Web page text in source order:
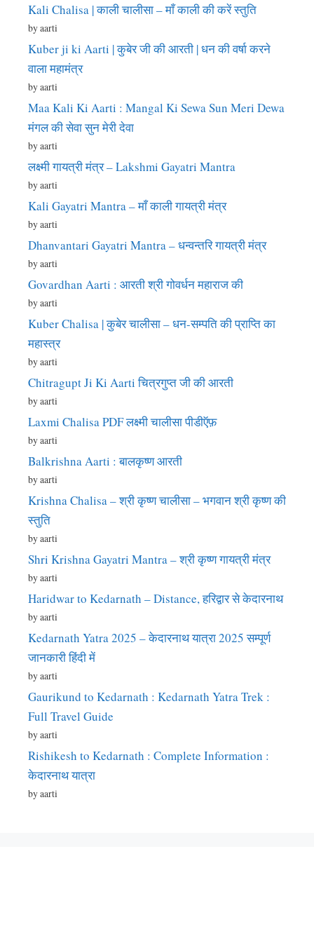
Kali Chalisa | काली चालीसा – माँ काली की करें स्तुति
by aarti
Kuber ji ki Aarti | कुबेर जी की आरती | धन की वर्षा करने
वाला महामंत्र
by aarti
Maa Kali Ki Aarti : Mangal Ki Sewa Sun Meri Dewa
मंगल की सेवा सुन मेरी देवा
by aarti
लक्ष्मी गायत्री मंत्र – Lakshmi Gayatri Mantra
by aarti
Kali Gayatri Mantra – माँ काली गायत्री मंत्र
by aarti
Dhanvantari Gayatri Mantra – धन्वन्तरि गायत्री मंत्र
by aarti
Govardhan Aarti : आरती श्री गोवर्धन महाराज की
by aarti
Kuber Chalisa | कुबेर चालीसा – धन-सम्पति की प्राप्ति का
महास्त्र
by aarti
Chitragupt Ji Ki Aarti चित्रगुप्त जी की आरती
by aarti
Laxmi Chalisa PDF लक्ष्मी चालीसा पीडीऍफ़
by aarti
Balkrishna Aarti : बालकृष्ण आरती
by aarti
Krishna Chalisa – श्री कृष्ण चालीसा – भगवान श्री कृष्ण की
स्तुति
by aarti
Shri Krishna Gayatri Mantra – श्री कृष्ण गायत्री मंत्र
by aarti
Haridwar to Kedarnath – Distance, हरिद्वार से केदारनाथ
by aarti
Kedarnath Yatra 2025 – केदारनाथ यात्रा 2025 सम्पूर्ण
जानकारी हिंदी में
by aarti
Gaurikund to Kedarnath : Kedarnath Yatra Trek :
Full Travel Guide
by aarti
Rishikesh to Kedarnath : Complete Information :
केदारनाथ यात्रा
by aarti